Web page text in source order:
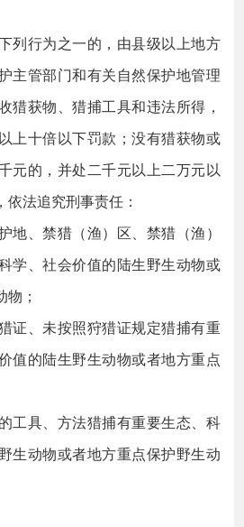
行为之一的，由县级以上地方
主管部门和有关自然保护地管理
猎获物、猎捕工具和违法所得，
上十倍以下罚款；没有猎获物或
元的，并处二千元以上二万元以
法追究刑事责任：
、禁猎（渔）区、禁猎（渔）
学、社会价值的陆生野生动物或
；
、未按照狩猎证规定猎捕有重
值的陆生野生动物或者地方重点
具、方法猎捕有重要生态、科
生动物或者地方重点保护野生动